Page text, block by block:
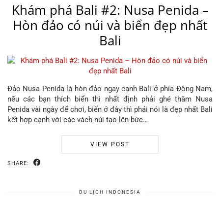
Khám phá Bali #2: Nusa Penida –
Hòn đảo có núi và biển đẹp nhất
Bali
Đảo Nusa Penida là hòn đảo ngay cạnh Bali ở phía Đông Nam,
nếu các bạn thích biển thì nhất định phải ghé thăm Nusa
Penida vài ngày để chơi, biển ở đây thì phải nói là đẹp nhất Bali
kết hợp cạnh với các vách núi tạo lên bức…
VIEW POST
SHARE:
DU LỊCH INDONESIA